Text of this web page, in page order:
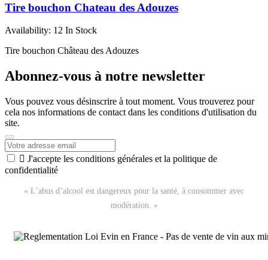
Tire bouchon Chateau des Adouzes
Availability: 12 In Stock
Tire bouchon Château des Adouzes
Abonnez-vous à notre newsletter
Vous pouvez vous désinscrire à tout moment. Vous trouverez pour
cela nos informations de contact dans les conditions d'utilisation du
site.
 J'accepte les conditions générales et la politique de
confidentialité
« L’abus d’alcool est dangereux pour la santé, à consommer avec
modération. »